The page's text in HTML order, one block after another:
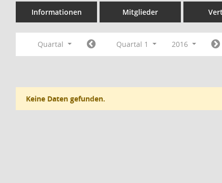
Informationen Mitglieder
Quartal Quartal 1 2016
Keine Daten gefunden.